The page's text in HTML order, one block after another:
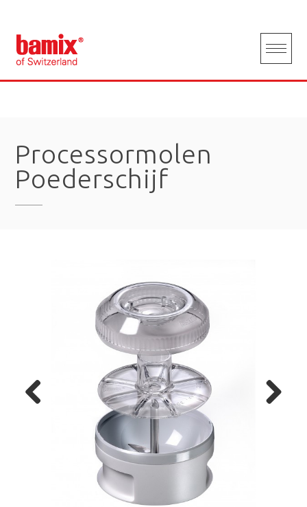
content
Processormolen
Poederschijf